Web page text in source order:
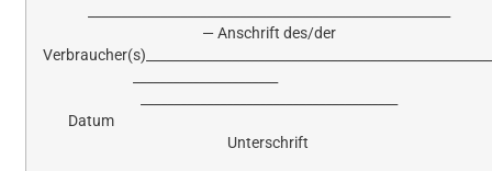
— Anschrift des/der
Datum
Unterschrift